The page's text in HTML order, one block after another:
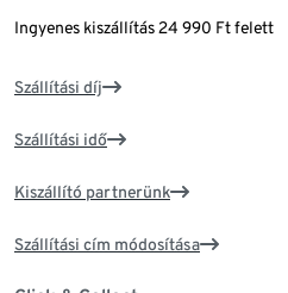
Ingyenes kiszállítás 24 990 Ft felett
Szállítási díj
Szállítási idő
Kiszállító partnerünk
Szállítási cím módosítása